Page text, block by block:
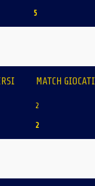
5
MATCH GIOCATI
2
2